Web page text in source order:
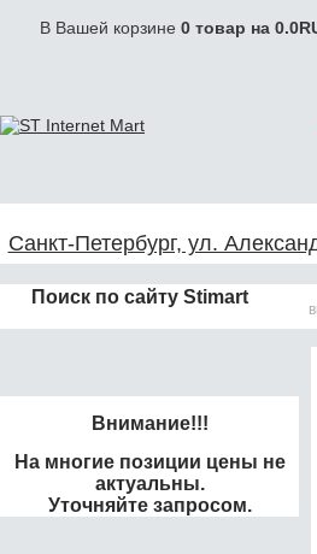
В Вашей корзине 0 товар на 0.0
Санкт-Петербург, ул.
Поиск по сайту Stimart
Внимание!!!
На многие позиции цены не
актуальны.
Уточняйте запросом.